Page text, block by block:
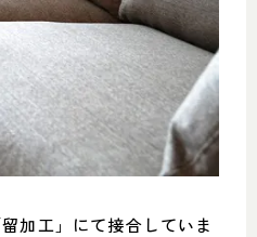
加工」にて接合していま